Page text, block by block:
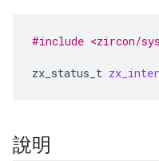
#include <zircon/
zx_status_t
說明